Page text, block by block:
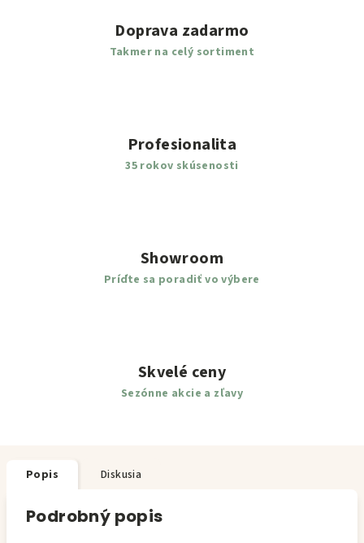
Doprava zadarmo
Takmer na celý sortiment
Profesionalita
35 rokov skúsenosti
Showroom
Príďte sa poradiť vo výbere
Skvelé ceny
Sezónne akcie a zľavy
Popis Diskusia
Podrobný popis